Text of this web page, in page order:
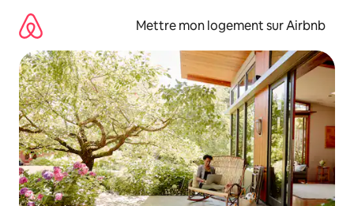
directement
contenu
Mettre mon logement sur Airbnb